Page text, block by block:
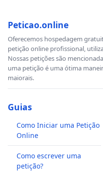
Peticao.online
Oferecemos hospedagem
petição online profissional,
Nossas petições são
uma petição é uma ótima
maiorais.
Guias
Como Iniciar uma Petição
Online
Como escrever uma
petição?